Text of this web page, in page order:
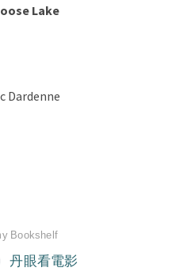
Lake
Dardenne